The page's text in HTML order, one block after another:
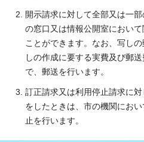
開示請求に対して全部又は一
の窓口又は情報公開室におい
ことができます。なお、写し
しの作成に要する実費及び郵
で、郵送を行います。
訂正請求又は利用停止請求に
をしたときは、市の機関にお
止を行います。